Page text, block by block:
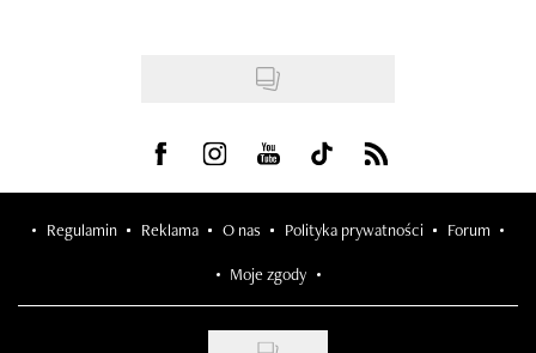
Visit us on Facebook
Visit us on Instagram
Visit us on Youtube
Visit us on Tiktok
Visit us on Rss
Regulamin Reklama O nas Polityka prywatności Forum
Moje zgody